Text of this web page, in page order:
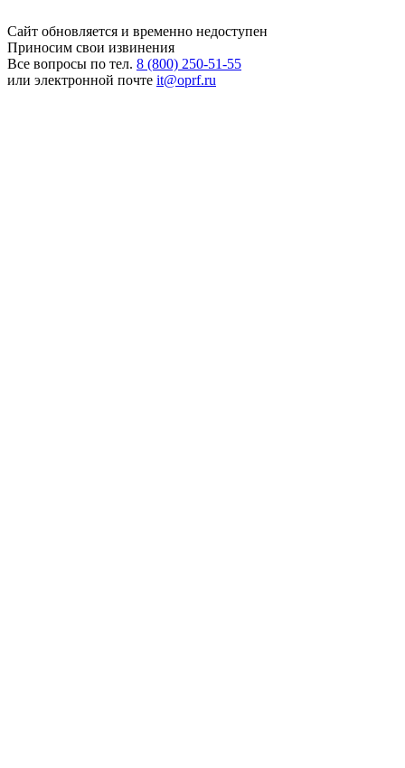
Сайт обновляется и временно недоступен
Приносим свои извинения
Все вопросы по тел. 8 (800) 250-51-55
или электронной почте it@oprf.ru